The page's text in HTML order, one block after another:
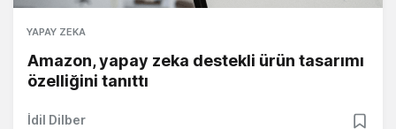
YAPAY ZEKA
Amazon, yapay zeka destekli ürün tasarımı
özelliğini tanıttı
İdil Dilber